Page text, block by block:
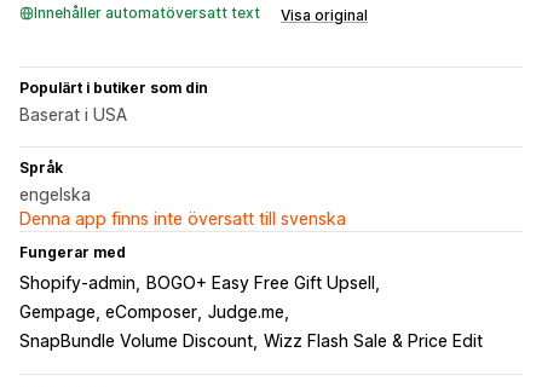
Innehåller automatöversatt text Visa original
Populärt i butiker som din
Baserat i USA
Språk
engelska
Denna app finns inte översatt till svenska
Fungerar med
Shopify-admin
BOGO+ Easy Free Gift Upsell
Gempage, eComposer Judge.me
SnapBundle Volume Discount Wizz Flash Sale & Price Edit